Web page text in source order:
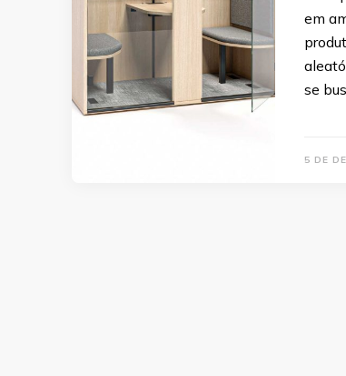
em
se
5 DE